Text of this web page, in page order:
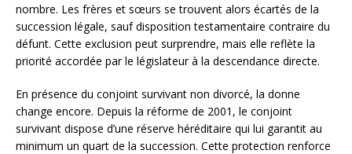
nombre. Les frères et sœurs se trouvent alors écartés de la
succession légale, sauf disposition testamentaire contraire du
défunt. Cette exclusion peut surprendre, mais elle reflète la
priorité accordée par le législateur à la descendance directe.
En présence du conjoint survivant non divorcé, la donne
change encore. Depuis la réforme de 2001, le conjoint
survivant dispose d’une réserve héréditaire qui lui garantit au
minimum un quart de la succession. Cette protection renforce